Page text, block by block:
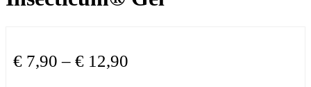
€ 7,90 – € 12,90